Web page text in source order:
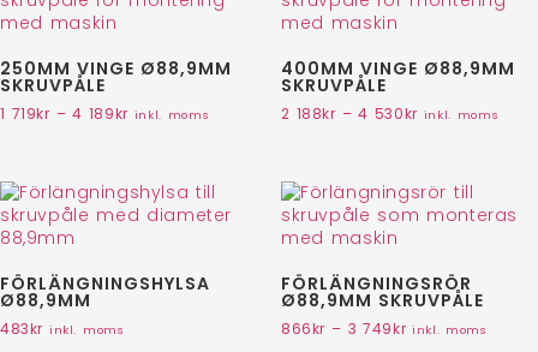
250MM VINGE Ø88,9MM
SKRUVPÅLE
1 719kr – 4 189kr inkl. moms
400MM VINGE Ø88,9MM
SKRUVPÅLE
2 188kr – 4 530kr inkl. moms
FÖRLÄNGNINGSHYLSA
Ø88,9MM
483kr inkl. moms
FÖRLÄNGNINGSRÖR
Ø88,9MM SKRUVPÅLE
866kr – 3 749kr inkl. moms